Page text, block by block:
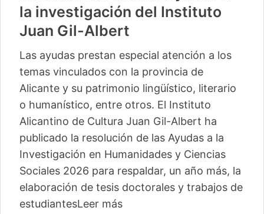
la investigación del Instituto
Juan Gil-Albert
Las ayudas prestan especial atención a los
temas vinculados con la provincia de
Alicante y su patrimonio lingüístico, literario
o humanístico, entre otros. El Instituto
Alicantino de Cultura Juan Gil-Albert ha
publicado la resolución de las Ayudas a la
Investigación en Humanidades y Ciencias
Sociales 2026 para respaldar, un año más, la
elaboración de tesis doctorales y trabajos de
estudiantesLeer más